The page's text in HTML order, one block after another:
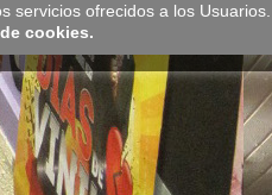
servicios ofrecidos a los Usuarios.
cookies.